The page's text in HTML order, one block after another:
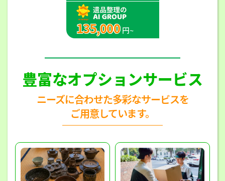
135,000 円~
豊富なオプションサービス
ニーズに合わせた多彩なサービスを
ご用意しています。